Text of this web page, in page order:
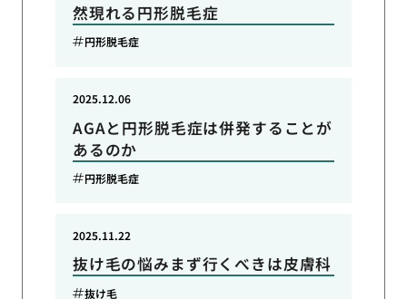
然現れる円形脱毛症
円形脱毛症
AGAと円形脱毛症は併発することが
あるのか
2025.12.06
円形脱毛症
抜け毛の悩みまず行くべきは皮膚科
2025.11.22
抜け毛